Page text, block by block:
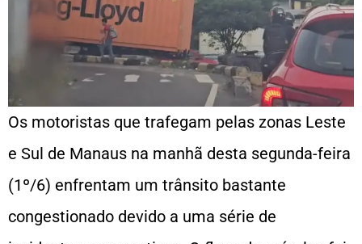
Os motoristas que trafegam pelas zonas Leste
e Sul de Manaus na manhã desta segunda-feira
(1º/6) enfrentam um trânsito bastante
congestionado devido a uma série de